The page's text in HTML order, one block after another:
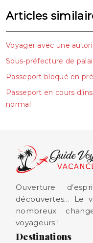
Articles
Voyager avec une
Sous-préfecture de
Passeport bloqué en
Passeport en cours
normal
Ouverture
découvertes… Le
nombreux
voyageurs !
Destinations